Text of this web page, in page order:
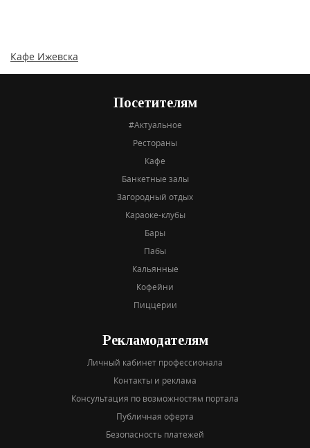
Кафе Ижевска
Посетителям
#Актуальное
Рестораны
Кафе
Банкетные залы
Загородный отдых
Караоке-клубы
Бары
Пабы
Кальянные
Кофейни
Пиццерии
Рекламодателям
Личный кабинет профессионала
Контакты и реклама
Консультация по возможностям портала
Публичная оферта
Безопасность платежей